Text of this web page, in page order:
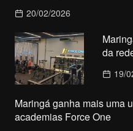
20/02/2026
da
19/
Maringá ganha mais uma
academias Force One